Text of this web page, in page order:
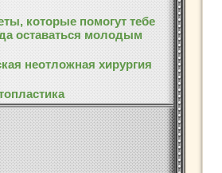
которые помогут тебе
оставаться молодым
неотложная хирургия